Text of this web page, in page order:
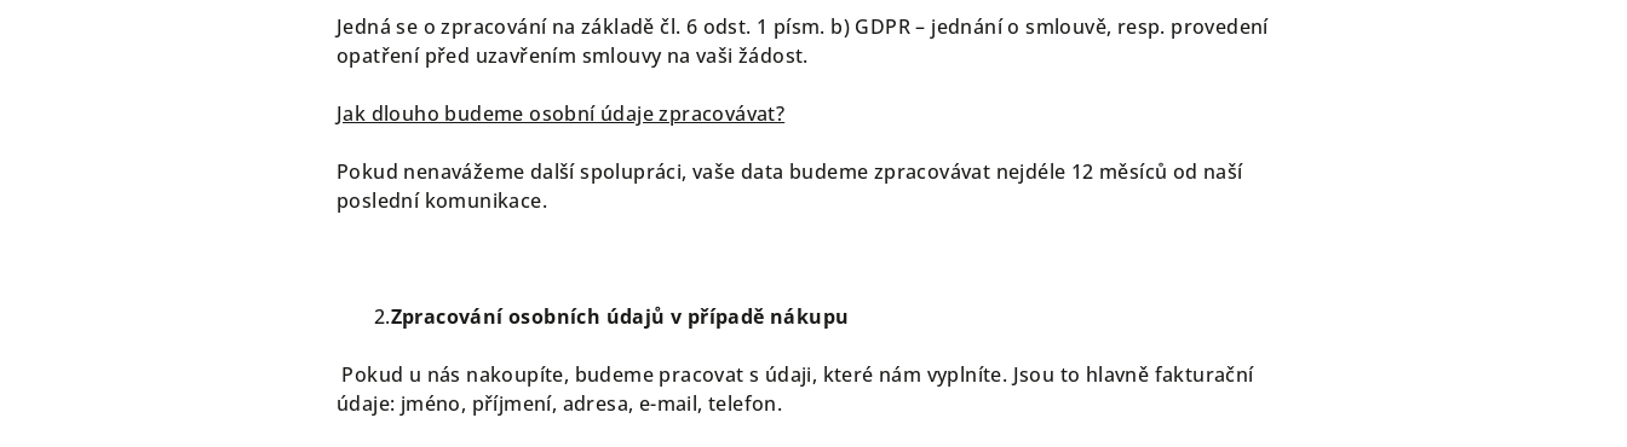
Jedná se o zpracování na základě čl. 6 odst. 1 písm. b) GDPR – jednání o smlouvě, resp. provedení
opatření před uzavřením smlouvy na vaši žádost.
Jak dlouho budeme osobní údaje zpracovávat?
Pokud nenavážeme další spolupráci, vaše data budeme zpracovávat nejdéle 12 měsíců od naší
poslední komunikace.
2.Zpracování osobních údajů v případě nákupu
Pokud u nás nakoupíte, budeme pracovat s údaji, které nám vyplníte. Jsou to hlavně fakturační
údaje: jméno, příjmení, adresa, e-mail, telefon.